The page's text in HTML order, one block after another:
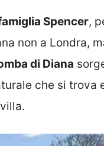
Spencer,
non a Londra,
di Diana
che si trova